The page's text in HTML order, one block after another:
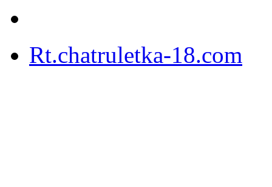
Rt.chatruletka-18.com